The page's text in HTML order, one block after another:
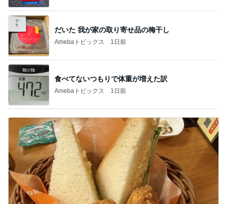
だいた 我が家の取り寄せ品の梅干し
Amebaトピックス 1日前
食べてないつもりで体重が増えた訳
Amebaトピックス 1日前